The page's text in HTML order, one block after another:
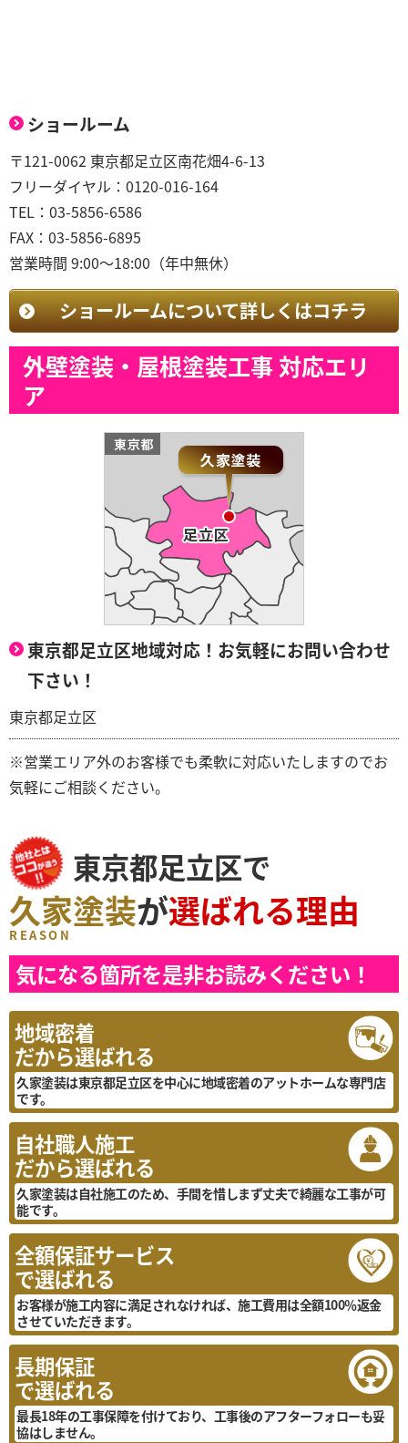
ショールーム
〒121-0062 東京都足立区南花畑4-6-13
フリーダイヤル：0120-016-164
TEL：03-5856-6586
FAX：03-5856-6895
営業時間 9:00～18:00（年中無休）
ショールームについて詳しくはコチラ
外壁塗装・屋根塗装工事 対応エリ
ア
東京都足立区地域対応！お気軽にお問い合わせ
下さい！
東京都足立区
※営業エリア外のお客様でも柔軟に対応いたしますのでお
気軽にご相談ください。
東京都足立区で
久家塗装が選ばれる理由
REASON
気になる箇所を是非お読みください！
地域密着
だから選ばれる
久家塗装は東京都足立区を中心に地域密着のアットホームな専門店
です。
自社職人施工
だから選ばれる
久家塗装は自社施工のため、手間を惜しまず丈夫で綺麗な工事が可
能です。
全額保証サービス
で選ばれる
お客様が施工内容に満足されなければ、施工費用は全額100％返金
させていただきます。
長期保証
で選ばれる
最長18年の工事保障を付けており、工事後のアフターフォローも妥
協はしません。